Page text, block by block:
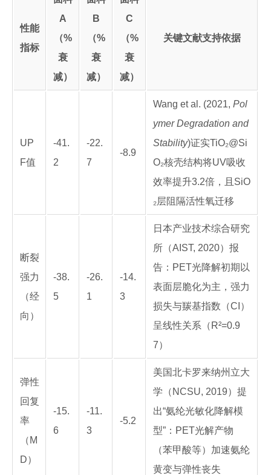
性能
指标
A
（%
衰
减）
B
（%
衰
减）
C
（%
衰
减）
关键文献支持依据
UP
F值
-41.
2
-22.
7
-8.9
Wang et al. (2021, Pol
ymer Degradation and
Stability)证实TiO₂@Si
O₂核壳结构将UV吸收
效率提升3.2倍，且SiO
₂层阻隔活性氧迁移
断裂
强力
（经
向）
-38.
5
-26.
1
-14.
3
日本产业技术综合研究
所（AIST, 2020）报
告：PET光降解初期以
表面层脆化为主，强力
损失与羰基指数（CI）
呈线性关系（R²=0.9
7）
弹性
回复
率
（M
D）
-15.
6
-11.
3
-5.2
美国北卡罗来纳州立大
学（NCSU, 2019）提
出“氨纶光敏化降解模
型”：PET光解产物
（苯甲酸等）加速氨纶
黄变与弹性丧失